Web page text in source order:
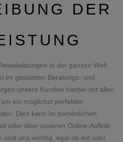
DER
in der ganzen Welt
im gesamten Beratungs- und
unsere Kunden hierbei mit allen
ein möglichst perfektes
Dies kann im persönlichen
oder über unseren Online-Auftritt
sind uns wichtig, egal ob mit oder